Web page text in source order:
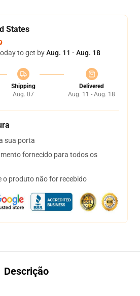
States
to get byAug. 11 - Aug. 18
Shipping
Aug. 07
Delivered
Aug. 11 - Aug. 18
sua porta
fornecido para todos os
o produto não for recebido
Descrição